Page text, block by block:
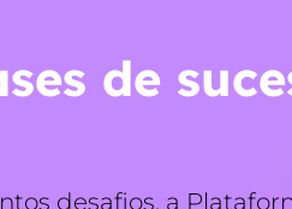
de
desafios, a